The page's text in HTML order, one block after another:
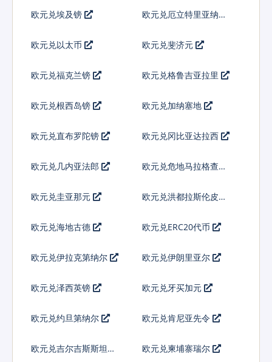
欧元兑埃及镑
欧元兑厄立特里亚纳克
欧元兑以太币 欧元兑斐济元
欧元兑福克兰镑 欧元兑格鲁吉亚拉里
欧元兑根西岛镑 欧元兑加纳塞地
欧元兑直布罗陀镑 欧元兑冈比亚达拉西
欧元兑几内亚法郎 欧元兑危地马拉格查尔
欧元兑圭亚那元 欧元兑洪都拉斯伦皮拉
欧元兑海地古德 欧元兑ERC20代币
欧元兑伊拉克第纳尔 欧元兑伊朗里亚尔
欧元兑泽西英镑 欧元兑牙买加元
欧元兑约旦第纳尔 欧元兑肯尼亚先令
欧元兑吉尔吉斯斯坦索
欧元兑柬埔寨瑞尔